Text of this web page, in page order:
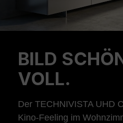
BILD
VOLL.
Der TECHNIVISTA UHD
Kino-Feeling im
Previous